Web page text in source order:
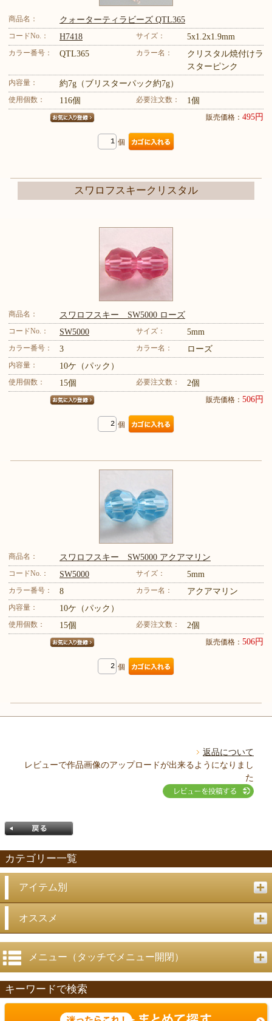
商品名： クォーターティラビーズ QTL365
コードNo.： H7418 サイズ： 5x1.2x1.9mm
カラー番号： QTL365 カラー名：
クリスタル焼付けラ
スターピンク
内容量： 約7g（ブリスターパック約7g）
使用個数： 116個 必要注文数： 1個
販売価格： 495円
個
スワロフスキークリスタル
商品名： スワロフスキー SW5000 ローズ
コードNo.： SW5000 サイズ： 5mm
カラー番号： 3 カラー名： ローズ
内容量： 10ケ（パック）
使用個数： 15個 必要注文数： 2個
販売価格： 506円
個
商品名： スワロフスキー SW5000 アクアマリン
コードNo.： SW5000 サイズ： 5mm
カラー番号： 8 カラー名： アクアマリン
内容量： 10ケ（パック）
使用個数： 15個 必要注文数： 2個
販売価格： 506円
個
返品について
レビューで作品画像のアップロードが出来るようになりまし
た
カテゴリー一覧
アイテム別
オススメ
メニュー（タッチでメニュー開閉）
キーワードで検索